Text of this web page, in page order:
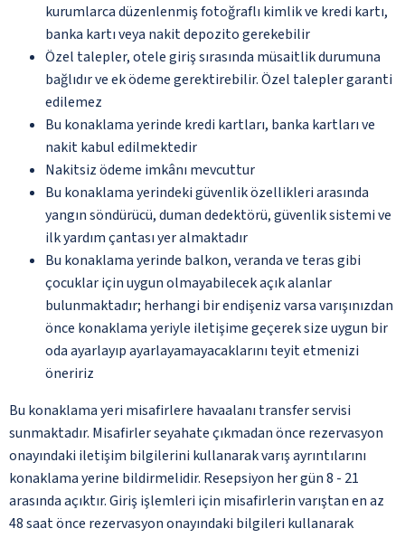
kurumlarca düzenlenmiş fotoğraflı kimlik ve kredi kartı,
banka kartı veya nakit depozito gerekebilir
Özel talepler, otele giriş sırasında müsaitlik durumuna
bağlıdır ve ek ödeme gerektirebilir. Özel talepler garanti
edilemez
Bu konaklama yerinde kredi kartları, banka kartları ve
nakit kabul edilmektedir
Nakitsiz ödeme imkânı mevcuttur
Bu konaklama yerindeki güvenlik özellikleri arasında
yangın söndürücü, duman dedektörü, güvenlik sistemi ve
ilk yardım çantası yer almaktadır
Bu konaklama yerinde balkon, veranda ve teras gibi
çocuklar için uygun olmayabilecek açık alanlar
bulunmaktadır; herhangi bir endişeniz varsa varışınızdan
önce konaklama yeriyle iletişime geçerek size uygun bir
oda ayarlayıp ayarlayamayacaklarını teyit etmenizi
öneririz
Bu konaklama yeri misafirlere havaalanı transfer servisi
sunmaktadır. Misafirler seyahate çıkmadan önce rezervasyon
onayındaki iletişim bilgilerini kullanarak varış ayrıntılarını
konaklama yerine bildirmelidir. Resepsiyon her gün 8 - 21
arasında açıktır. Giriş işlemleri için misafirlerin varıştan en az
48 saat önce rezervasyon onayındaki bilgileri kullanarak